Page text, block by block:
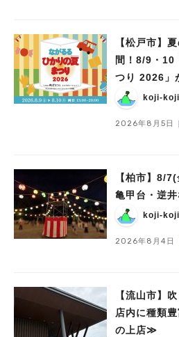
【松戸市】
間！8/9・10
つり 2026」
ークショッ
koji-koji
2026年8月5日
【柏市】8/
亀甲台・逆
koji-koji
2026年8月4日
【流山市】
店内に種類
の上店≫